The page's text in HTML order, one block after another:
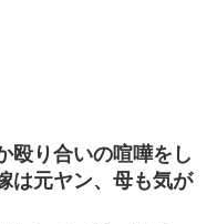
殴り合いの喧嘩をし
は元ヤン、母も気が